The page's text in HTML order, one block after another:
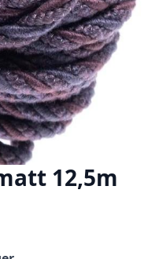
12,5m